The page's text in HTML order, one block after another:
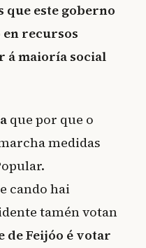
que este goberno
recursos
á maioría social
que por que o
medidas
cando hai
tamén votan
de Feijóo é votar